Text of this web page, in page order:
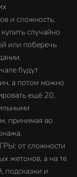
и сложность.
случайно
или поберечь
будут
а потом можно
ещё 20,
принимая во
от сложности
жетонов, а на те
подсказки и